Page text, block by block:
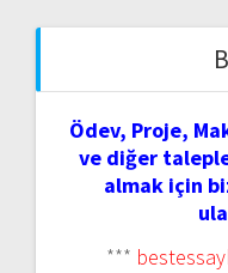
Ödev, Proje,
ve diğer
almak için
***